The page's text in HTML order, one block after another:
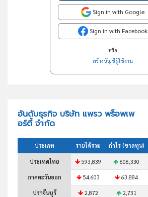
Sign in with Google
Sign in with Facebook
หรือ
สร้างบัญชีผู้ใช้งาน
อันดับธุรกิจ บริษัท แพรว พร็อพเพ
อร์ตี้ จำกัด
ประเภท รายได้รวม กำไร (ขาดทุน)
ประเทศไทย 593,839 606,330
ภาคตะวันออก 54,603 63,884
ปราจีนบุรี 2,872 2,731